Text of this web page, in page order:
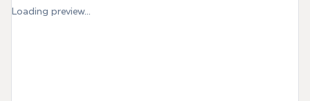
Loading preview...